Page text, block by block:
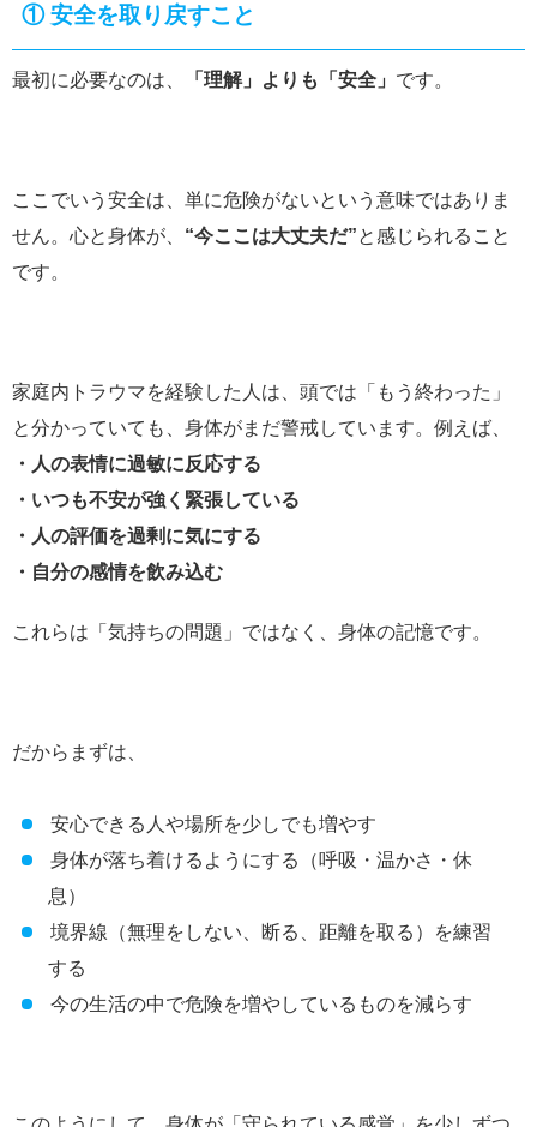
① 安全を取り戻すこと
最初に必要なのは、 「理解」よりも「安全」 です。
ここでいう安全は、単に危険がないという意味ではありま
せん。心と身体が、 “今ここは大丈夫だ”と感じられること
です。
家庭内トラウマを経験した人は、頭では「もう終わった」
と分かっていても、身体がまだ警戒しています。例えば、
・人の表情に過敏に反応する
・いつも不安が強く緊張している
・人の評価を過剰に気にする
・自分の感情を飲み込む
これらは「気持ちの問題」ではなく、身体の記憶です。
だからまずは、
安心できる人や場所を少しでも増やす
身体が落ち着けるようにする（呼吸・温かさ・休
息）
境界線（無理をしない、断る、距離を取る）を練習
する
今の生活の中で危険を増やしているものを減らす